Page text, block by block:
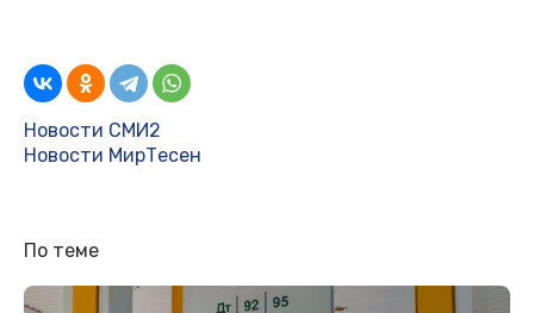
Новости СМИ2
Новости МирТесен
По теме